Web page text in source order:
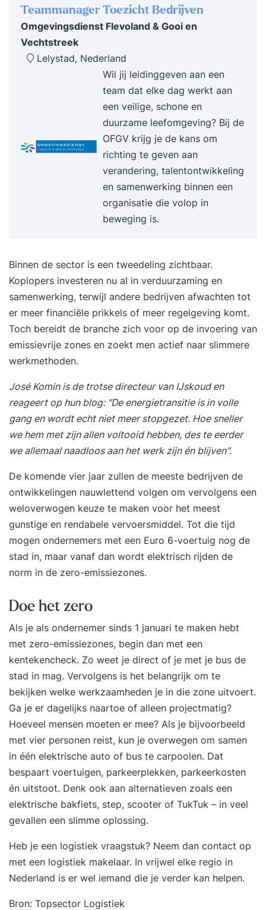
middelen betrekken om duurzaam ondernemen
succesvol vorm te geven, passende bij de missie,
visie, strategie en doelen van de organisatie - Je
hebt een adviesrapport geschreven voor
duurzaam ondernemen in je organisatie -
Definitie en belang van duurzaam ondernemen -
Achtergrond en uitgangspunten - People, Planet,
Profit (en Pleasure) - Circulaire economie /
Cradle to Cradle (C2C) - De verschijningsvormen
van MVO binnen organisaties - Nieuwe
businessmodellen - Mogelijkheden en uitdagingen
van duurzaamheid - Stappenplan voor nulmeting,
prioritering, formulering beleidsdoelen en
implementatie - Relevante richtlijnen en
samenwerking met stakeholders - Adviesrapport
duurzaam ondernemen - Praktijksituaties en -
voorbeelden Voorafgaand aan de training krijg je
toegang tot de interactieve ICM-leeromgeving en
vindt er een online intake plaats. Hierin breng je
je persoonlijke leerdoelen in kaart, voor jezelf én
voor de docent. Deze leerdoelen staan centraal
leiding van een ervaren professional leg je tijdens
de training de relatie tussen de theorie en je
eigen werksituatie. De maximale groepsgrootte
draagt bij aan een veilige sfeer en biedt veel
ruimte om ervaringen uit te wisselen en
waardevolle discussies te voeren over de
verschillende thema’s. Tussen de bijeenkomsten
door verdiep je je verder in de materie door het
lezen van interessante artikelen, het maken van
opdrachten en het bekijken van kennisvideo’s op
de ICM-leeromgeving. Je sluit de training af door
het schrijven van een adviesrapport voor
afronding van de training ontvang je het ICM-
de opleiding Post-HBO Bedrijfskunde. Na het
succesvol afronden van deze training kun je je
verder ontwikkelen en krijg je vrijstelling voor 1
module binnen deze opleiding.
Teammanager Toezicht Bedrijven
Omgevingsdienst Flevoland & Gooi en
Vechtstreek
Lelystad, Nederland
Wil jij leidinggeven aan een
team dat elke dag werkt aan
een veilige, schone en
duurzame leefomgeving? Bij de
OFGV krijg je de kans om
richting te geven aan
verandering, talentontwikkeling
en samenwerking binnen een
organisatie die volop in
beweging is.
Binnen de sector is een tweedeling zichtbaar.
Koplopers investeren nu al in verduurzaming en
samenwerking, terwijl andere bedrijven afwachten tot
er meer financiële prikkels of meer regelgeving komt.
Toch bereidt de branche zich voor op de invoering van
emissievrije zones en zoekt men actief naar slimmere
werkmethoden.
José Komin is de trotse directeur van IJskouden
reageert op hun blog: "De energietransitie is in volle
gang en wordt echt niet meer stopgezet. Hoe sneller
we hem met zijn allen voltooid hebben, des te eerder
we allemaal naadloos aan het werk zijn én blijven".
De komende vier jaar zullen de meeste bedrijven de
ontwikkelingen nauwlettend volgen om vervolgens een
weloverwogen keuze te maken voor het meest
gunstige en rendabele vervoersmiddel. Tot die tijd
mogen ondernemers met een Euro 6-voertuig nog de
stad in, maar vanaf dan wordt elektrisch rijden de
norm in de zero-emissiezones.
Doe het zero
Als je als ondernemer sinds 1 januari te maken hebt
met zero-emissiezones, begin dan met een
kentekencheck. Zo weet je direct of je met je bus de
stad in mag. Vervolgens is het belangrijk om te
bekijken welke werkzaamheden je in die zone uitvoert.
Ga je er dagelijks naartoe of alleen projectmatig?
Hoeveel mensen moeten er mee? Als je bijvoorbeeld
met vier personen reist, kun je overwegen om samen
in één elektrische auto of bus te carpoolen. Dat
bespaart voertuigen, parkeerplekken, parkeerkosten
én uitstoot. Denk ook aan alternatieven zoals een
elektrische bakfiets, step, scooter of TukTuk – in veel
gevallen een slimme oplossing.
Heb je een logistiek vraagstuk? Neem dan contact op
met een logistiek makelaar. In vrijwel elke regio in
Nederland is er wel iemand die je verder kan helpen.
Bron: Topsector Logistiek